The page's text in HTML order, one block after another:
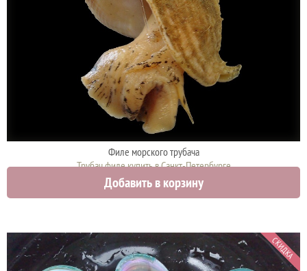
Филе морского трубача
Трубач филе купить в Санкт-Петербурге
1980 руб.
Добавить в корзину
СКИДКА